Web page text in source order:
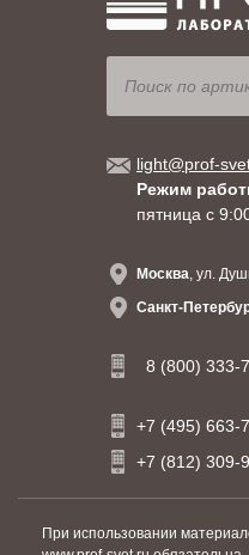
light@prof-
Режим
пятница с
Москва , ул.
Санкт-
8 (800) 333-
+7 (495) 663-
+7 (812) 309-
При использовании